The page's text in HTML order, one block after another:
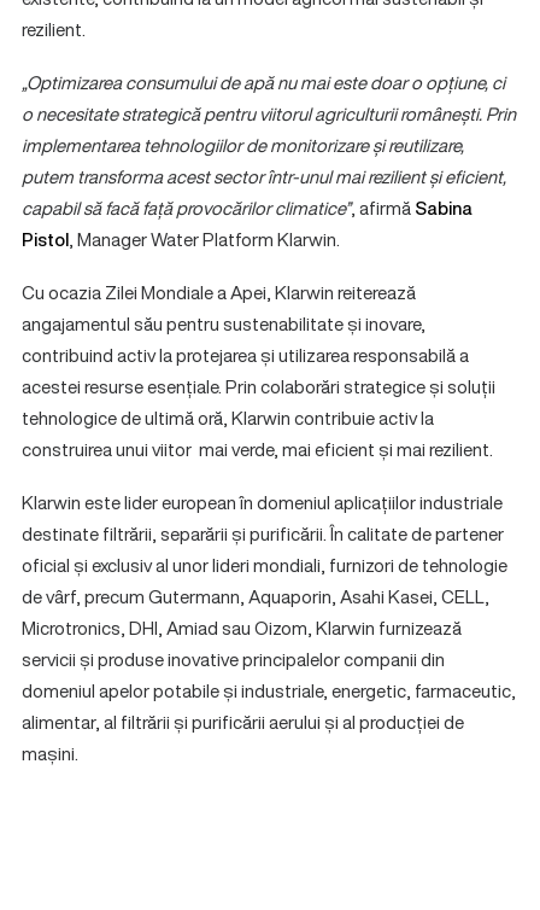
rezilient.
„Optimizarea consumului de apă nu mai este doar o opțiune, ci
o necesitate strategică pentru viitorul agriculturii românești. Prin
implementarea tehnologiilor de monitorizare și reutilizare,
putem transforma acest sector într-unul mai rezilient și eficient,
capabil să facă față provocărilor climatice”, afirmăSabina
Pistol, Manager Water Platform Klarwin.
Cu ocazia Zilei Mondiale a Apei, Klarwin reiterează
angajamentul său pentru sustenabilitate și inovare,
contribuind activ la protejarea și utilizarea responsabilă a
acestei resurse esențiale. Prin colaborări strategice și soluții
tehnologice de ultimă oră, Klarwin contribuie activ la
construirea unui viitor mai verde, mai eficient și mai rezilient.
Klarwin este lider european în domeniul aplicațiilor industriale
destinate filtrării, separării și purificării. În calitate de partener
oficial și exclusiv al unor lideri mondiali, furnizori de tehnologie
de vârf, precum Gutermann, Aquaporin, Asahi Kasei, CELL,
Microtronics, DHI, Amiad sau Oizom, Klarwin furnizează
servicii și produse inovative principalelor companii din
domeniul apelor potabile și industriale, energetic, farmaceutic,
alimentar, al filtrării și purificării aerului și al producției de
mașini.